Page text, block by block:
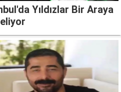
Yıldızlar Bir Araya